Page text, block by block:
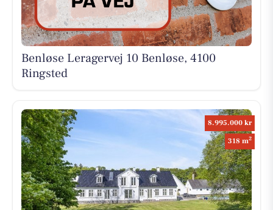
Benløse Leragervej 10 Benløse, 4100
Ringsted
8.995.000 kr
318 m2